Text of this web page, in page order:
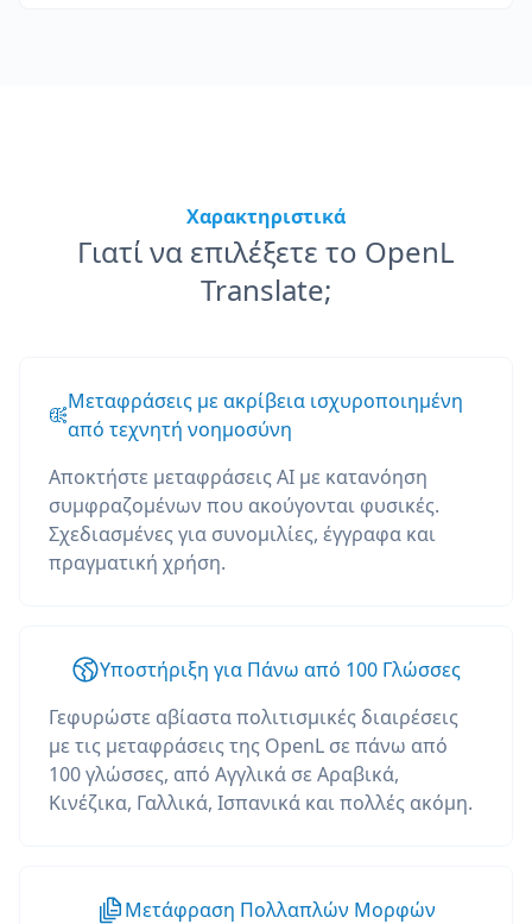
Χαρακτηριστικά
Γιατί να επιλέξετε το OpenL
Translate;
Μεταφράσεις με ακρίβεια ισχυροποιημένη
από τεχνητή νοημοσύνη
Αποκτήστε μεταφράσεις AI με κατανόηση
συμφραζομένων που ακούγονται φυσικές.
Σχεδιασμένες για συνομιλίες, έγγραφα και
πραγματική χρήση.
Υποστήριξη για Πάνω από 100 Γλώσσες
Γεφυρώστε αβίαστα πολιτισμικές διαιρέσεις
με τις μεταφράσεις της OpenL σε πάνω από
100 γλώσσες, από Αγγλικά σε Αραβικά,
Κινέζικα, Γαλλικά, Ισπανικά και πολλές ακόμη.
Μετάφραση Πολλαπλών Μορφών